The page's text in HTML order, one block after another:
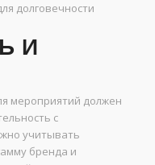
долговечности
И
мероприятий должен
с
учитывать
бренда и